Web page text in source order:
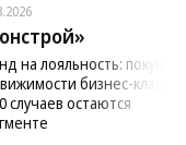
на лояльность:
бизнес-класса
случаев остаются